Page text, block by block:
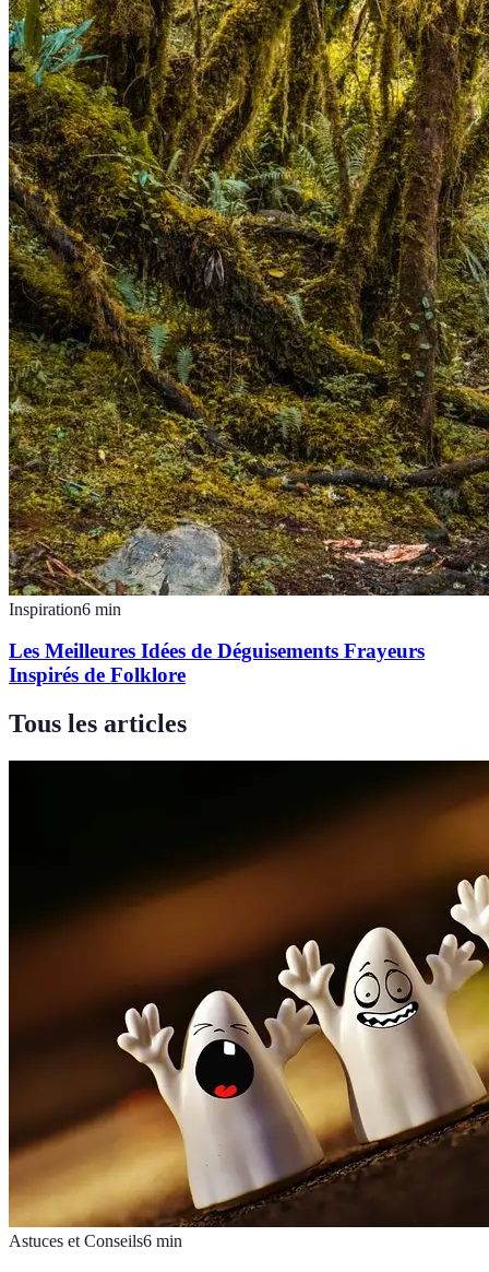
Inspiration6 min
Les Meilleures Idées de Déguisements Frayeurs
Inspirés de Folklore
Tous les articles
Astuces et Conseils6 min